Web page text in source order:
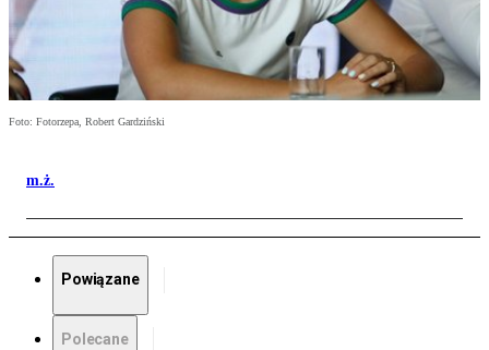
Foto: Fotorzepa, Robert Gardziński
m.ż.
Powiązane
Polecane